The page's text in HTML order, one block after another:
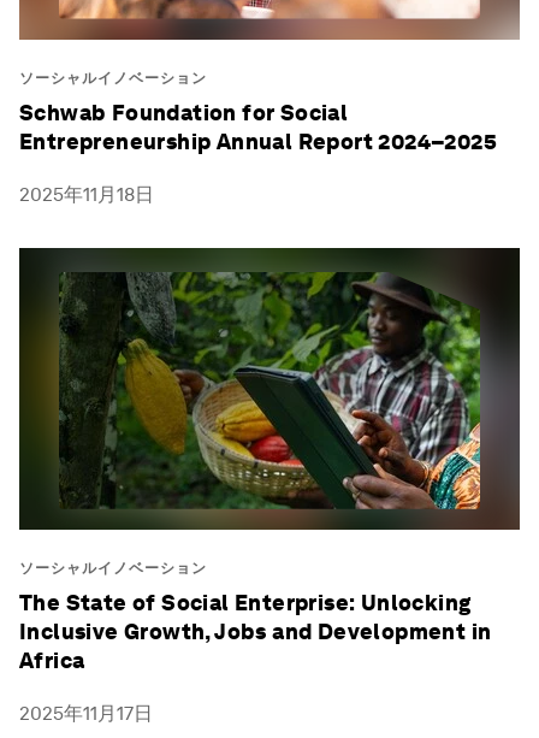
ソーシャルイノベーション
Schwab Foundation for Social
Entrepreneurship Annual Report 2024–2025
2025年11月18日
ソーシャルイノベーション
The State of Social Enterprise: Unlocking
Inclusive Growth, Jobs and Development in
Africa
2025年11月17日